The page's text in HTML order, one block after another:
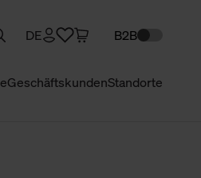
GeschäftskundenStandorte
DE B2B